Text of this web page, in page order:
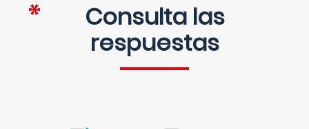
Consulta las
respuestas